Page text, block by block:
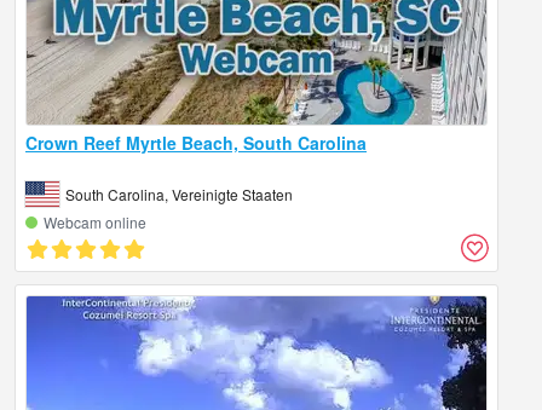
Crown Reef Myrtle Beach, South Carolina
South Carolina, Vereinigte Staaten
Webcam online